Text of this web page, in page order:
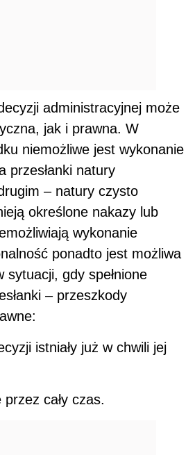
administracyjnej może
jak i prawna. W
niemożliwe jest wykonanie
przesłanki natury
– natury czysto
określone nakazy lub
wykonanie
ponadto jest możliwa
sytuacji, gdy spełnione
– przeszkody
istniały już w chwili jej
cały czas.